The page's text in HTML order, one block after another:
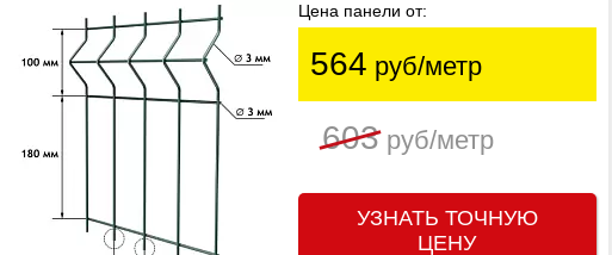
Цена панели от:
564 руб/метр
603руб/метр
УЗНАТЬ ТОЧНУЮ
ЦЕНУ